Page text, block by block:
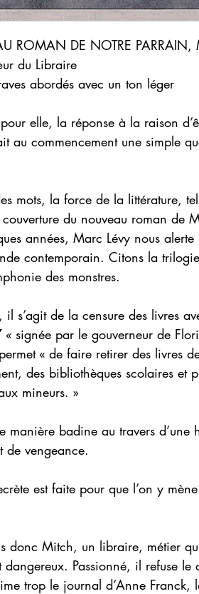
ROMAN DE NOTRE PARRAIN,
du Libraire
abordés avec un ton léger
elle, la réponse à la raison
au commencement une simple
mots, la force de la littérature,
du nouveau roman de
années, Marc Lévy nous alerte
contemporain. Citons la
des monstres.
il s’agit de la censure des livres
signée par le gouverneur de
« de faire retirer des livres
des bibliothèques scolaires et
mineurs. »
manière badine au travers d’une
de vengeance.
est faite pour que l’on y
donc Mitch, un libraire, métier
dangereux. Passionné, il refuse le
trop le journal d’Anne Franck,